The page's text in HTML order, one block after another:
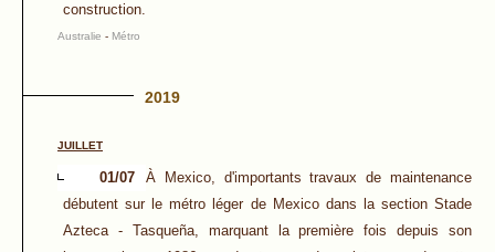
construction.
Australie - Métro
2019
JUILLET
01/07
À Mexico, d'importants travaux de maintenance
débutent sur le métro léger de Mexico dans la section Stade
Azteca - Tasqueña, marquant la première fois depuis son